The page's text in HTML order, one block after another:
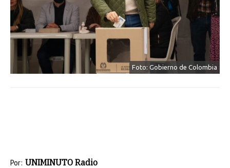
Foto: Gobierno de Colombia
Por: UNIMINUTO Radio